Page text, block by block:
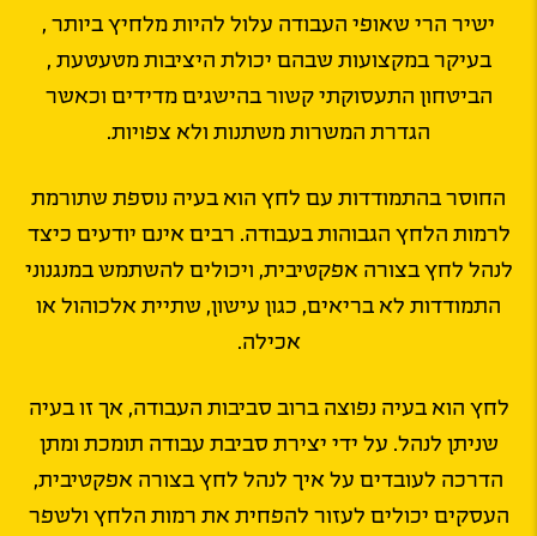
ישיר הרי שאופי העבודה עלול להיות מלחיץ ביותר ,
בעיקר במקצועות שבהם יכולת היציבות מטעטעת ,
הביטחון התעסוקתי קשור בהישגים מדידים וכאשר
הגדרת המשרות משתנות ולא צפויות.
החוסר בהתמודדות עם לחץ הוא בעיה נוספת שתורמת
לרמות הלחץ הגבוהות בעבודה. רבים אינם יודעים כיצד
לנהל לחץ בצורה אפקטיבית, ויכולים להשתמש במנגנוני
התמודדות לא בריאים, כגון עישון, שתיית אלכוהול או
אכילה.
לחץ הוא בעיה נפוצה ברוב סביבות העבודה, אך זו בעיה
שניתן לנהל. על ידי יצירת סביבת עבודה תומכת ומתן
הדרכה לעובדים על איך לנהל לחץ בצורה אפקטיבית,
העסקים יכולים לעזור להפחית את רמות הלחץ ולשפר